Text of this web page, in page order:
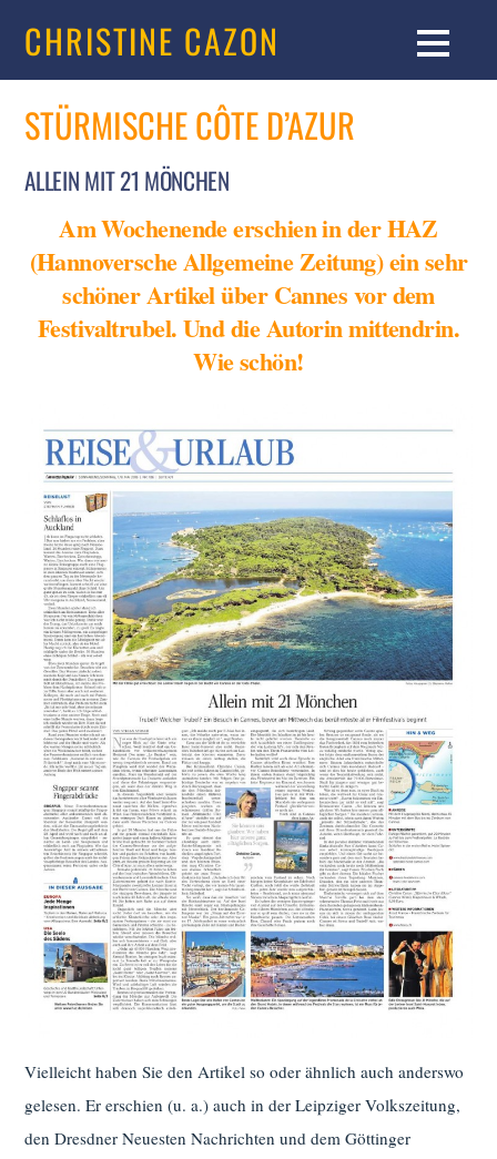
CHRISTINE CAZON
STÜRMISCHE CÔTE D’AZUR
ALLEIN MIT 21 MÖNCHEN
Am Wochenende erschien in der HAZ
(Hannoversche Allgemeine Zeitung) ein sehr
schöner Artikel über Cannes vor dem
Festivaltrubel. Und die Autorin mittendrin.
Wie schön!
Vielleicht haben Sie den Artikel so oder ähnlich auch anderswo
gelesen. Er erschien (u. a.) auch in der Leipziger Volkszeitung,
den Dresdner Neuesten Nachrichten und dem Göttinger